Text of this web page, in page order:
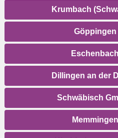
Krumbach
Göppingen
Dillingen an der
Schwäbisch